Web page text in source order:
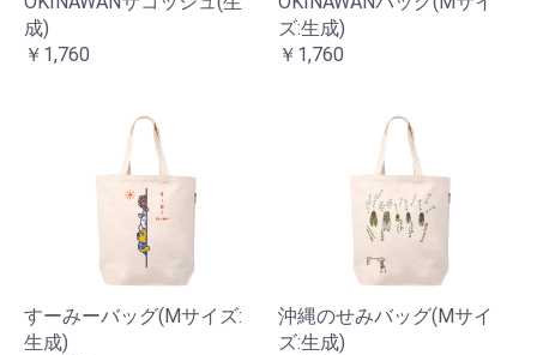
成)
￥1,760
ズ:生成)
￥1,760
すーみーバッグ(Mサイズ:
生成)
沖縄のせみバッグ(Mサイ
ズ:生成)